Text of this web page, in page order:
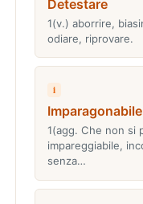
Detestare
1(v.) aborrire,
odiare, riprovare.
i
Imparagonabile
1(agg. Che non si
impareggiabile,
senza…